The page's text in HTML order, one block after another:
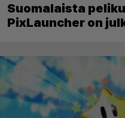
Suomalaista
PixLauncher on